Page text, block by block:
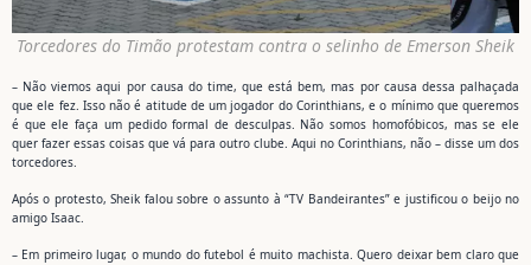
Torcedores do Timão protestam contra o selinho de Emerson Sheik
– Não viemos aqui por causa do time, que está bem, mas por causa dessa palhaçada
que ele fez. Isso não é atitude de um jogador do Corinthians, e o mínimo que queremos
é que ele faça um pedido formal de desculpas. Não somos homofóbicos, mas se ele
quer fazer essas coisas que vá para outro clube. Aqui no Corinthians, não – disse um dos
torcedores.
Após o protesto, Sheik falou sobre o assunto à “TV Bandeirantes” e justificou o beijo no
amigo Isaac.
– Em primeiro lugar, o mundo do futebol é muito machista. Quero deixar bem claro que